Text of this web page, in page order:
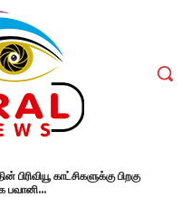
காட்சிகளுக்கு பிறகு
பவானி...